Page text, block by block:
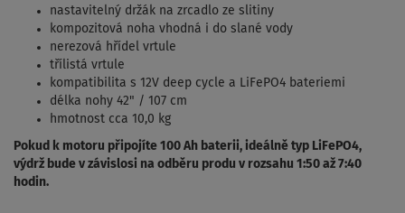
nastavitelný držák na zrcadlo ze slitiny
kompozitová noha vhodná i do slané vody
nerezová hřídel vrtule
třílistá vrtule
kompatibilita s 12V deep cycle a LiFePO4 bateriemi
délka nohy 42" / 107 cm
hmotnost cca 10,0 kg
Pokud k motoru připojíte 100 Ah baterii, ideálně typ LiFePO4,
výdrž bude v závislosi na odběru produ v rozsahu 1:50 až 7:40
hodin.